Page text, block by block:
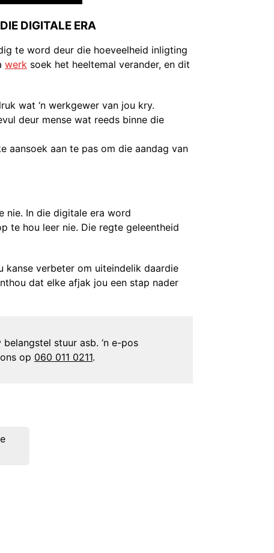
DIGITALE ERA
te word deur die hoeveelheid inligting
werk soek het heeltemal verander, en dit
wat ‘n werkgewer van jou kry.
deur mense wat reeds binne die
aansoek aan te pas om die aandag van
nie. In die digitale era word
te hou leer nie. Die regte geleentheid
kanse verbeter om uiteindelik daardie
dat elke afjak jou een stap nader
stuur asb. ‘n e-pos
op 060 011 0211.